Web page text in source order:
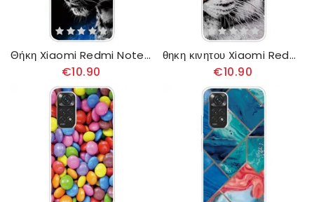
Θήκη Xiaomi Redmi Note 11 / 11S Πρόσωπο Αιλουροειδούς
€10.90
θηκη κινητου Xiaomi Redmi Note 11 / 11S Ευέλικτη Τίγρη
€10.90